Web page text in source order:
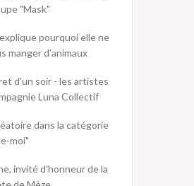
"Mask"
pourquoi elle ne
manger d’animaux
d'un soir - les artistes
Luna Collectif
dans la catégorie
moi"
invité d'honneur de la